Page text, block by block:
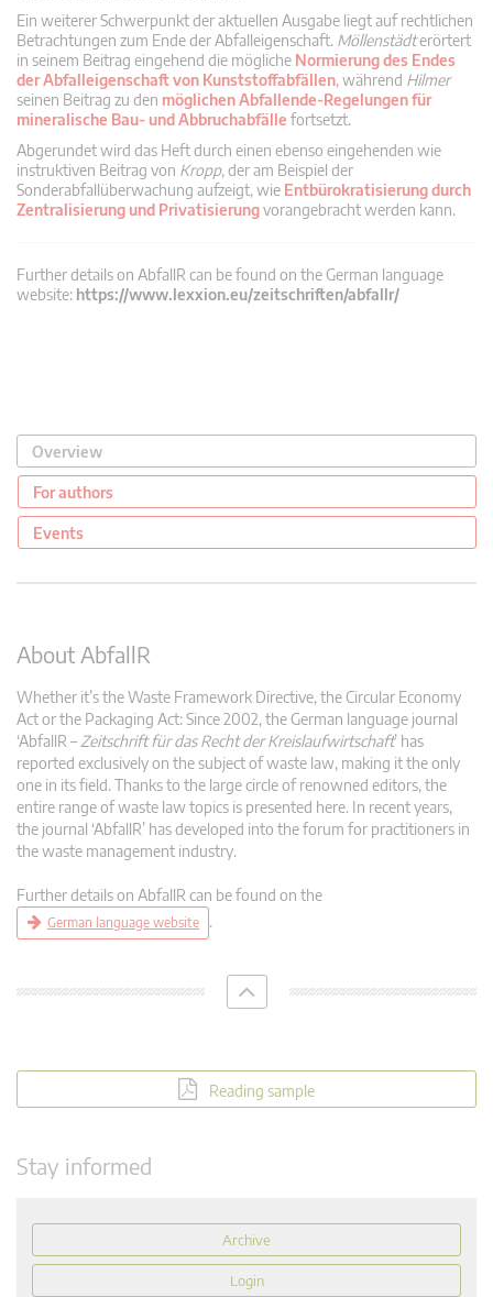
Ein weiterer Schwerpunkt der aktuellen Ausgabe liegt auf rechtlichen
Betrachtungen zum Ende der Abfalleigenschaft. Möllenstädterörtert
in seinem Beitrag eingehend die mögliche Normierung des Endes
der Abfalleigenschaft von Kunststoffabfällen, während Hilmer
seinen Beitrag zu den möglichen Abfallende-Regelungen für
mineralische Bau- und Abbruchabfälle fortsetzt.
Abgerundet wird das Heft durch einen ebenso eingehenden wie
instruktiven Beitrag von Kropp, der am Beispiel der
Sonderabfallüberwachung aufzeigt, wie Entbürokratisierung durch
Zentralisierung und Privatisierungvorangebracht werden kann.
Further details on AbfallR can be found on the German language
website: https://www.lexxion.eu/zeitschriften/abfallr/
Overview
For authors
Events
About AbfallR
Whether it’s the Waste Framework Directive, the Circular Economy
Act or the Packaging Act: Since 2002, the German language journal
‘AbfallR –Zeitschrift für das Recht der Kreislaufwirtschaft’ has
reported exclusively on the subject of waste law, making it the only
one in its field. Thanks to the large circle of renowned editors, the
entire range of waste law topics is presented here. In recent years,
the journal ‘AbfallR’ has developed into the forum for practitioners in
the waste management industry.
Further details on AbfallR can be found on the
German language website .
Reading sample
Stay informed
Archive
Login